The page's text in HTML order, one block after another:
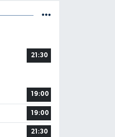
21:30
19:00
19:00
21:30